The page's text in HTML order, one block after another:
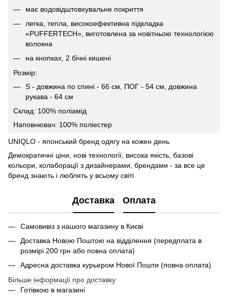
має водовідштовхувальне покриття
легка, тепла, високоефективна підкладка
«PUFFERTECH», виготовлена ​​за новітньою технологією
волокна
на кнопках, 2 бічні кишені
Розмір:
S - довжина по спині - 66 см, ПОГ - 54 см, довжина
рукава - 64 см
Склад: 100% полiамiд
Наповнювач: 100% поліестер
UNIQLO - японський бренд одягу на кожен день
Демократичні ціни, нові технології, висока якість, базові
кольори, колаборації з дизайнерами, брендами - за все це
бренд знають і люблять у всьому світі
Доставка Оплата
Самовивіз з нашого магазину в Києві
Доставка Новою Поштою на відділення (передплата в
розмірі 200 грн або повна оплата)
Адресна доставка курьером Нової Пошти (повна оплата)
Більше інформації про доставку
Готівкою в магазині